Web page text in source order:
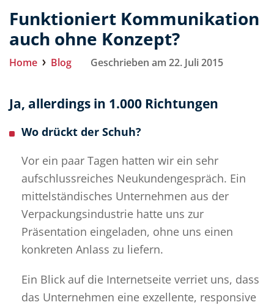
Funktioniert Kommunikation
auch ohne Konzept?
Home Blog Geschrieben am 22. Juli 2015
Ja, allerdings in 1.000 Richtungen
Wo drückt der Schuh?
Vor ein paar Tagen hatten wir ein sehr
aufschlussreiches Neukundengespräch. Ein
mittelständisches Unternehmen aus der
Verpackungsindustrie hatte uns zur
Präsentation eingeladen, ohne uns einen
konkreten Anlass zu liefern.
Ein Blick auf die Internetseite verriet uns, dass
das Unternehmen eine exzellente, responsive